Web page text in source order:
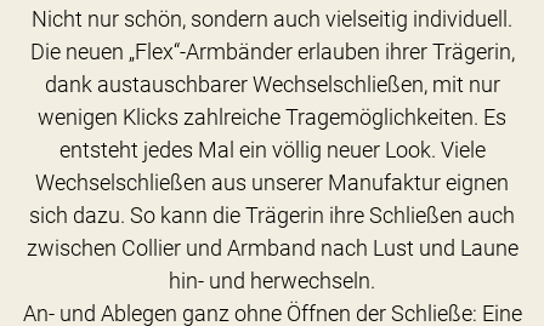
Nicht nur schön, sondern auch vielseitig individuell.
Die neuen „Flex“-Armbänder erlauben ihrer Trägerin,
dank austauschbarer Wechselschließen, mit nur
wenigen Klicks zahlreiche Tragemöglichkeiten. Es
entsteht jedes Mal ein völlig neuer Look. Viele
Wechselschließen aus unserer Manufaktur eignen
sich dazu. So kann die Trägerin ihre Schließen auch
zwischen Collier und Armband nach Lust und Laune
hin- und herwechseln.
An- und Ablegen ganz ohne Öffnen der Schließe: Eine